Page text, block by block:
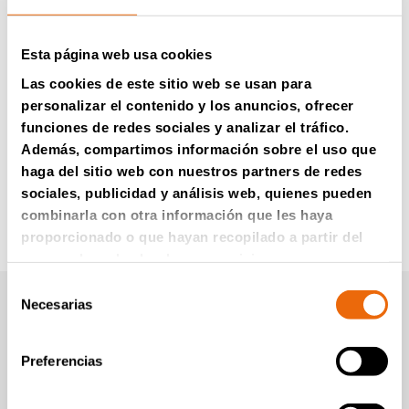
Esta página web usa cookies
Las cookies de este sitio web se usan para
personalizar el contenido y los anuncios, ofrecer
funciones de redes sociales y analizar el tráfico.
Además, compartimos información sobre el uso que
haga del sitio web con nuestros partners de redes
sociales, publicidad y análisis web, quienes pueden
combinarla con otra información que les haya
proporcionado o que hayan recopilado a partir del
deNecesarias
Preferencias
business possibility. The concept of reducing, reusing,
and recovering waste to manage waste sustainably can